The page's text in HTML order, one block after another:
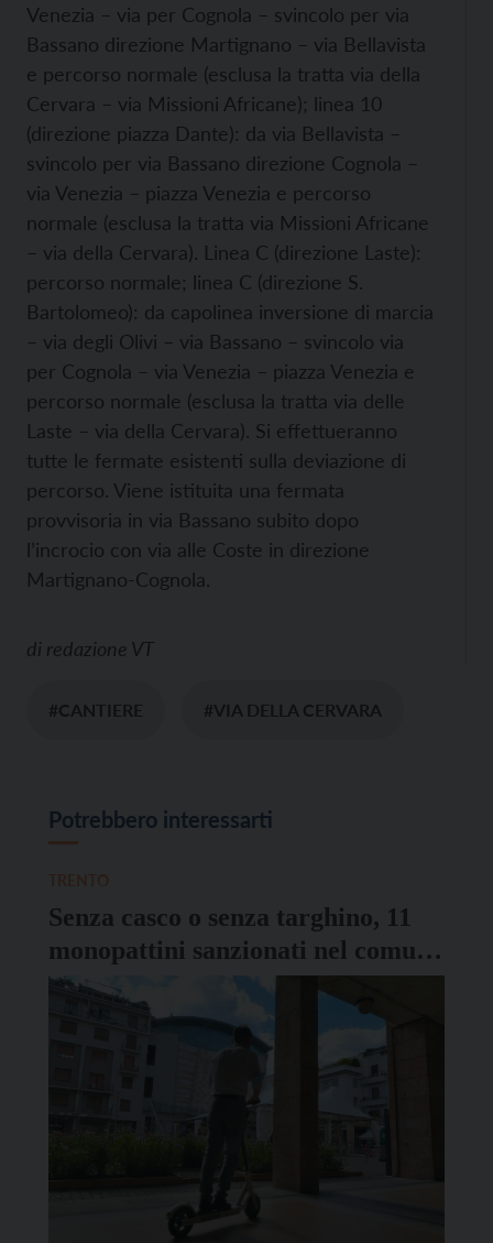
Venezia – via per Cognola – svincolo per via
Bassano direzione Martignano – via Bellavista
e percorso normale (esclusa la tratta via della
Cervara – via Missioni Africane); linea 10
(direzione piazza Dante): da via Bellavista –
svincolo per via Bassano direzione Cognola –
via Venezia – piazza Venezia e percorso
normale (esclusa la tratta via Missioni Africane
– via della Cervara). Linea C (direzione Laste):
percorso normale; linea C (direzione S.
Bartolomeo): da capolinea inversione di marcia
– via degli Olivi – via Bassano – svincolo via
per Cognola – via Venezia – piazza Venezia e
percorso normale (esclusa la tratta via delle
Laste – via della Cervara). Si effettueranno
tutte le fermate esistenti sulla deviazione di
percorso. Viene istituita una fermata
provvisoria in via Bassano subito dopo
l’incrocio con via alle Coste in direzione
Martignano-Cognola.
di redazione VT
#CANTIERE #VIA DELLA CERVARA
Potrebbero interessarti
Senza casco o senza targhino, 11
monopattini sanzionati nel comune
di Trento